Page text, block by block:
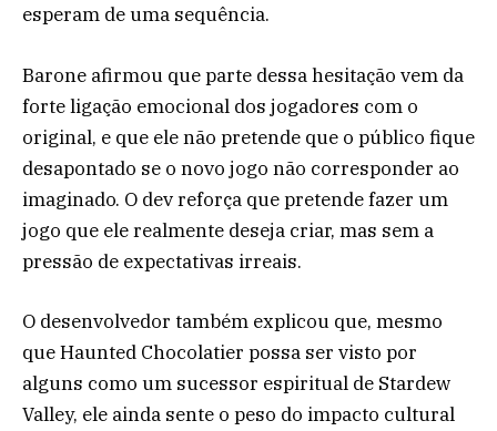
esperam de uma sequência.
Barone afirmou que parte dessa hesitação vem da
forte ligação emocional dos jogadores com o
original, e que ele não pretende que o público fique
desapontado se o novo jogo não corresponder ao
imaginado. O dev reforça que pretende fazer um
jogo que ele realmente deseja criar, mas sem a
pressão de expectativas irreais.
O desenvolvedor também explicou que, mesmo
que Haunted Chocolatier possa ser visto por
alguns como um sucessor espiritual de Stardew
Valley, ele ainda sente o peso do impacto cultural